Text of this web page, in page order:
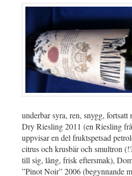
underbar syra, ren, snygg,
Dry Riesling 2011 (en Riesling
uppvisar en del fruktspetsad
citrus och krusbär och smultron
till sig, lång, frisk eftersmak),
”Pinot Noir” 2006 (begynnande